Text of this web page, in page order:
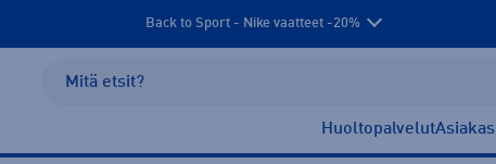
Back to Sport - Nike vaatteet -20%
Huoltopalvelut